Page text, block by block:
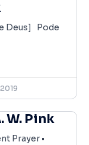
Deus] Pode
W. Pink
Prayer •